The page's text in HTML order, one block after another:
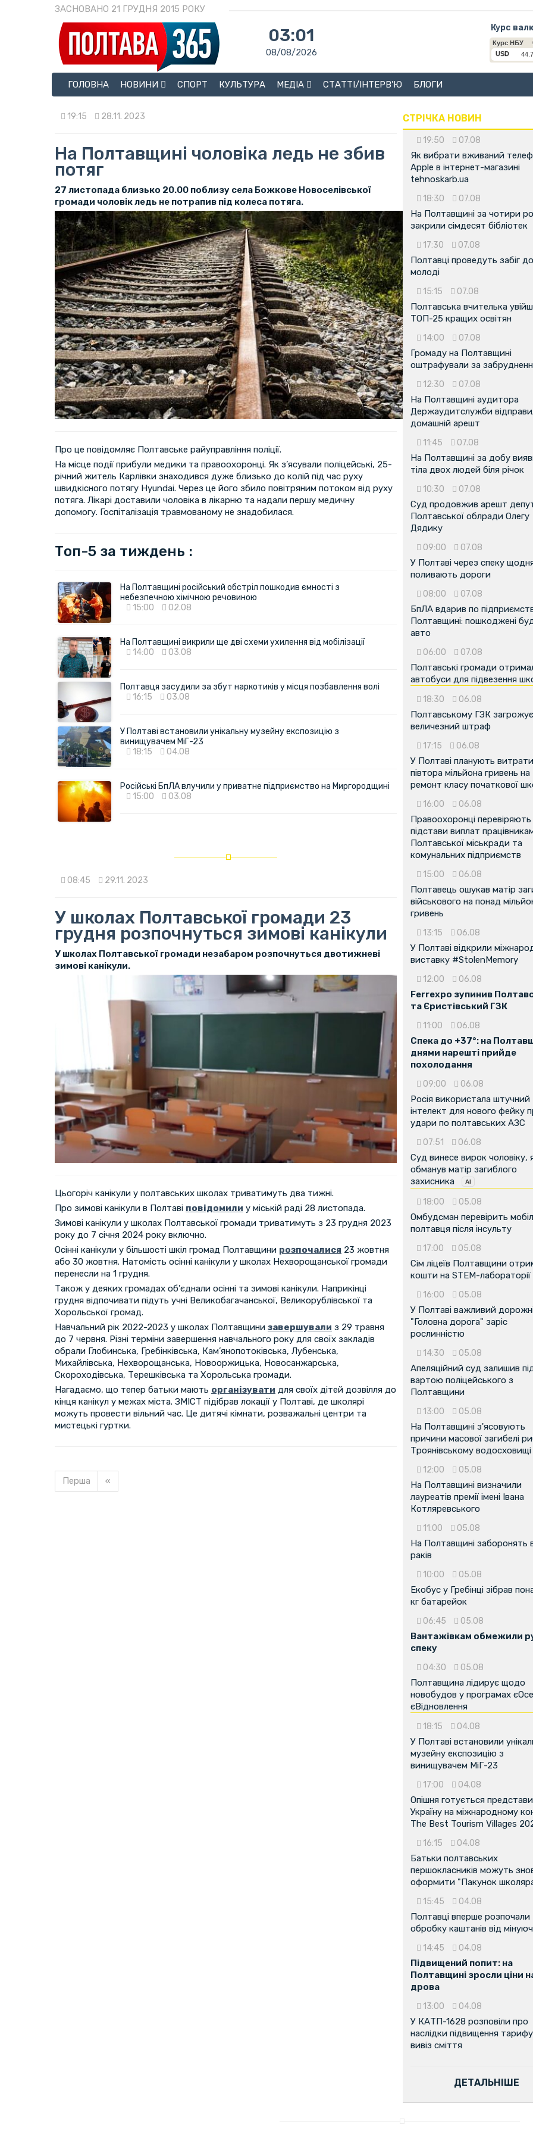
ЗАСНОВАНО 21 ГРУДНЯ 2015 РОКУ
03:01
08/08/2026
Курс
ГОЛОВНА
НОВИНИ СПОРТ КУЛЬТУРА МЕДІА СТАТТІ/ІНТЕРВ'Ю БЛОГИ
19:15 28.11. 2023
На Полтавщині чоловіка ледь не збив
потяг
27 листопада близько 20.00 поблизу села Божкове Новоселівської
громади чоловік ледь не потрапив під колеса потяга.
Про це повідомляє Полтавське райуправління поліції.
На місце події прибули медики та правоохоронці. Як з’ясували поліцейські, 25-
річний житель Карлівки знаходився дуже близько до колій під час руху
швидкісного потягу Hyundai. Через це його збило повітряним потоком від руху
потяга. Лікарі доставили чоловіка в лікарню та надали першу медичну
допомогу. Госпіталізація травмованому не знадобилася.
Топ-5 за тиждень :
На Полтавщині російський обстріл пошкодив ємності з
небезпечною хімічною речовиною
15:00
02.08
На Полтавщині викрили ще дві схеми ухилення від мобілізації
14:00
03.08
Полтавця засудили за збут наркотиків у місця позбавлення волі
16:15
03.08
У Полтаві встановили унікальну музейну експозицію з
винищувачем МіГ-23
18:15
04.08
Російські БпЛА влучили у приватне підприємство на Миргородщині
15:00
03.08
08:45 29.11. 2023
У школах Полтавської громади 23
грудня розпочнуться зимові канікули
У школах Полтавської громади незабаром розпочнуться двотижневі
зимові канікули.
Цьогоріч канікули у полтавських школах триватимуть два тижні.
Про зимові канікули в Полтаві повідомили у міській раді 28 листопада.
Зимові канікули у школах Полтавської громади триватимуть з 23 грудня 2023
року до 7 січня 2024 року включно.
Осінні канікули у більшості шкіл громад Полтавщини розпочалися 23 жовтня
або 30 жовтня. Натомість осінні канікули у школах Нехворощанської громади
перенесли на 1 грудня.
Також у деяких громадах об’єднали осінні та зимові канікули. Наприкінці
грудня відпочивати підуть учні Великобагачанської, Великорублівської та
Хорольської громад.
Навчальний рік 2022-2023 у школах Полтавщини завершували з 29 травня
до 7 червня. Різні терміни завершення навчального року для своїх закладів
обрали Глобинська, Гребінківська, Кам’янопотоківська, Лубенська,
Михайлівська, Нехворощанська, Новооржицька, Новосанжарська,
Скороходівська, Терешківська та Хорольська громади.
Нагадаємо, що тепер батьки мають організувати для своїх дітей дозвілля до
кінця канікул у межах міста. ЗМІСТ підібрав локації у Полтаві, де школярі
можуть провести вільний час. Це дитячі кімнати, розважальні центри та
мистецькі гуртки.
Перша «
СТРІЧКА НОВИН
19:50 07.08
Як вибрати вживаний
Apple в інтернет-магазині
tehnoskarb.ua
18:30 07.08
На Полтавщині за чотири
закрили сімдесят бібліотек
17:30 07.08
Полтавці проведуть забіг
молоді
15:15 07.08
Полтавська вчителька
ТОП-25 кращих освітян
14:00 07.08
Громаду на Полтавщині
оштрафували за
12:30 07.08
На Полтавщині аудитора
Держаудитслужби
домашній арешт
11:45 07.08
На Полтавщині за добу
тіла двох людей біля річок
10:30 07.08
Суд продовжив арешт
Полтавської облради Олегу
Дядику
09:00 07.08
У Полтаві через спеку
поливають дороги
08:00 07.08
БпЛА вдарив по
Полтавщині: пошкоджені
авто
06:00 07.08
Полтавські громади
автобуси для підвезення
18:30 06.08
Полтавському ГЗК загрожує
величезний штраф
17:15 06.08
У Полтаві планують
півтора мільйона гривень на
ремонт класу початкової
16:00 06.08
Правоохоронці перевіряють
підстави виплат
Полтавської міськради та
комунальних підприємств
15:00 06.08
Полтавець ошукав матір
військового на понад
гривень
13:15 06.08
У Полтаві відкрили
виставку #StolenMemory
12:00 06.08
Ferrexpo зупинив
та Єристівський ГЗК
11:00 06.08
Спека до +37°: на
днями нарешті прийде
похолодання
09:00 06.08
Росія використала штучний
інтелект для нового фейку
удари по полтавських АЗС
07:51 06.08
Суд винесе вирок чоловіку,
обманув матір загиблого
захисника
18:00 05.08
Омбудсман перевірить
полтавця після інсульту
17:00 05.08
Сім ліцеїв Полтавщини
кошти на STEM-лабораторії
16:00 05.08
У Полтаві важливий
"Головна дорога" заріс
рослинністю
14:30 05.08
Апеляційний суд залишив
вартою поліцейського з
Полтавщини
13:00 05.08
На Полтавщині з'ясовують
причини масової загибелі
Троянівському водосховищі
12:00 05.08
На Полтавщині визначили
лауреатів премії імені Івана
Котляревського
11:00 05.08
На Полтавщині заборонять
раків
10:00 05.08
Екобус у Гребінці зібрав
кг батарейок
06:45 05.08
Вантажівкам обмежили
спеку
04:30 05.08
Полтавщина лідирує щодо
новобудов у програмах
єВідновлення
18:15 04.08
У Полтаві встановили
музейну експозицію з
винищувачем МіГ-23
17:00 04.08
Опішня готується
Україну на міжнародному
The Best Tourism Villages
16:15 04.08
Батьки полтавських
першокласників можуть
оформити "Пакунок
15:45 04.08
Полтавці вперше розпочали
обробку каштанів від
14:45 04.08
Підвищений попит: на
Полтавщині зросли ціни
дрова
13:00 04.08
У КАТП-1628 розповіли про
наслідки підвищення
вивіз сміття
ДЕТАЛЬНІШЕ